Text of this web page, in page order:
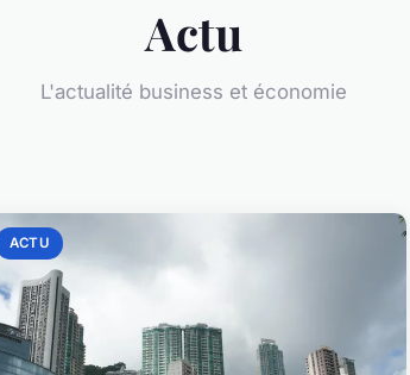
Actu
L'actualité business et économie
ACTU